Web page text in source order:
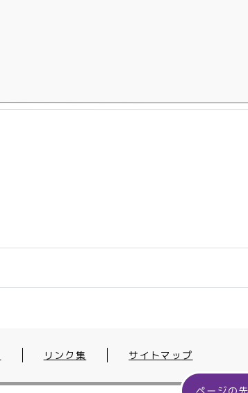
リンク集 サイトマップ